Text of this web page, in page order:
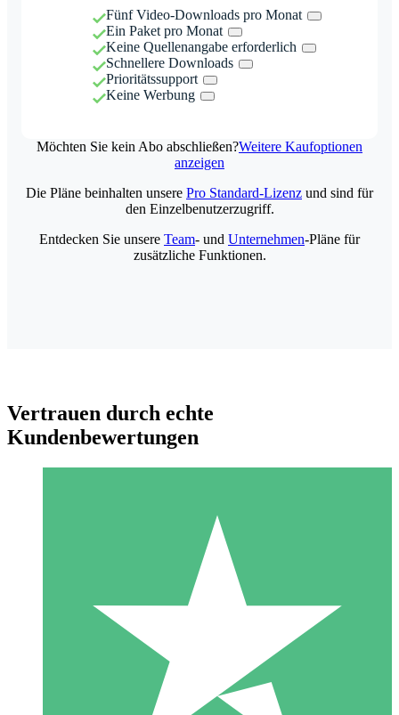
Fünf Video-Downloads pro Monat
Ein Paket pro Monat
Keine Quellenangabe erforderlich
Schnellere Downloads
Prioritätssupport
Keine Werbung
Möchten Sie kein Abo abschließen?Weitere Kaufoptionen
anzeigen
Individuelle Credit-Pakete
Zahlen Sie nach Bedarf mit Download-Credits. Keine
monatliche Verpflichtung erforderlich.
10 00
Die Pläne beinhalten unsere Pro Standard-Lizenz und sind für
den Einzelbenutzerzugriff.
Entdecken Sie unsere Team- und Unternehmen-Pläne für
zusätzliche Funktionen.
Vertrauen durch echte
Kundenbewertungen